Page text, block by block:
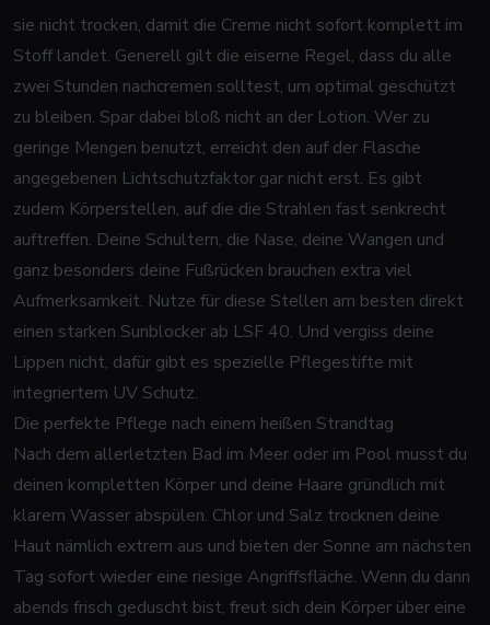
sie nicht trocken, damit die Creme nicht sofort komplett im
Stoff landet. Generell gilt die eiserne Regel, dass du alle
zwei Stunden nachcremen solltest, um optimal geschützt
zu bleiben. Spar dabei bloß nicht an der Lotion. Wer zu
geringe Mengen benutzt, erreicht den auf der Flasche
angegebenen Lichtschutzfaktor gar nicht erst. Es gibt
zudem Körperstellen, auf die die Strahlen fast senkrecht
auftreffen. Deine Schultern, die Nase, deine Wangen und
ganz besonders deine Fußrücken brauchen extra viel
Aufmerksamkeit. Nutze für diese Stellen am besten direkt
einen starken Sunblocker ab LSF 40. Und vergiss deine
Lippen nicht, dafür gibt es spezielle Pflegestifte mit
integriertem UV Schutz.
Die perfekte Pflege nach einem heißen Strandtag
Nach dem allerletzten Bad im Meer oder im Pool musst du
deinen kompletten Körper und deine Haare gründlich mit
klarem Wasser abspülen. Chlor und Salz trocknen deine
Haut nämlich extrem aus und bieten der Sonne am nächsten
Tag sofort wieder eine riesige Angriffsfläche. Wenn du dann
abends frisch geduscht bist, freut sich dein Körper über eine